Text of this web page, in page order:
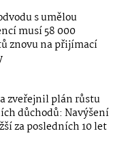
s umělou
musí 58 000
znovu na přijímací
zveřejnil plán růstu
důchodů: Navýšení
za posledních 10 let